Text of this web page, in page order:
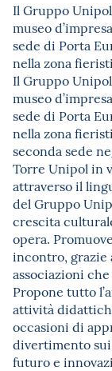
Il Gruppo
museo
sede di Porta
nella zona
Il Gruppo
museo
sede di Porta
nella zona
seconda sede
Torre Unipol in
attraverso il
del Gruppo
crescita
opera.
incontro, grazie
associazioni
Propone tutto
attività
occasioni di
divertimento
futuro e